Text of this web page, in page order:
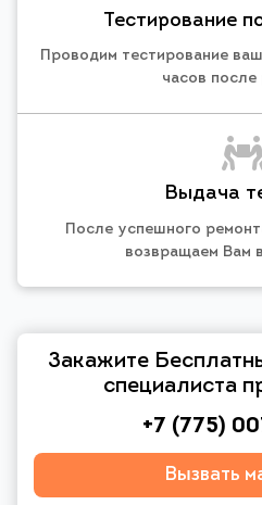
Тестирование
Проводим тестирование
часов после
Выдача
После успешного
возвращаем Вам
Закажите
специалиста
+7 (775)
Вызвать